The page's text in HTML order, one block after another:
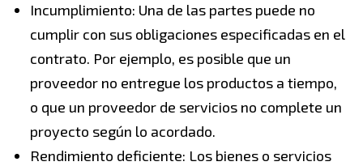
Incumplimiento: Una de las partes puede no
cumplir con sus obligaciones especificadas en el
contrato. Por ejemplo, es posible que un
proveedor no entregue los productos a tiempo,
o que un proveedor de servicios no complete un
proyecto según lo acordado.
Rendimiento deficiente: Los bienes o servicios